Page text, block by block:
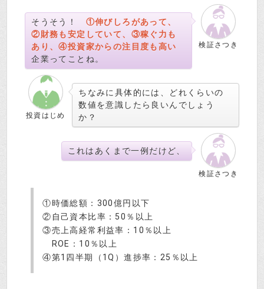
検証さつき
そうそう！ ①伸びしろがあって、
②財務も安定していて、③稼ぐ力も
あり、④投資家からの注目度も高い
企業ってことね。
投資はじめ
ちなみに具体的には、どれくらいの
数値を意識したら良いんでしょう
か？
検証さつき
これはあくまで一例だけど、
①時価総額：300億円以下
②自己資本比率：50％以上
③売上高経常利益率：10％以上
ROE：10％以上
④第1四半期（1Q）進捗率：25％以上